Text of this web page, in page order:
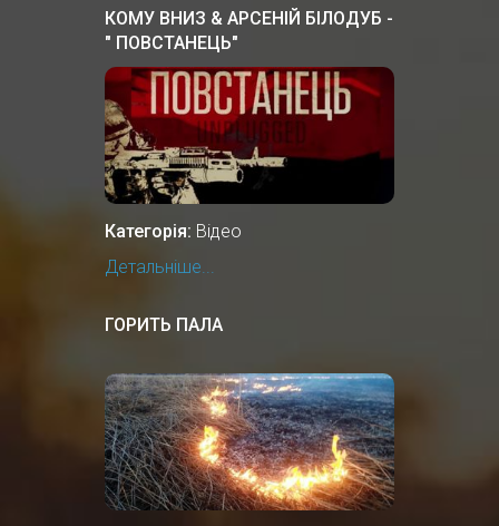
КОМУ ВНИЗ & АРСЕНІЙ БІЛОДУБ -
" ПОВСТАНЕЦЬ"
Категорія: Відео
Детальніше...
ГОРИТЬ ПАЛА